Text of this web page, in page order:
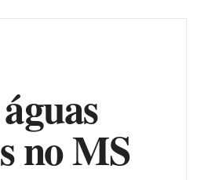
no MS